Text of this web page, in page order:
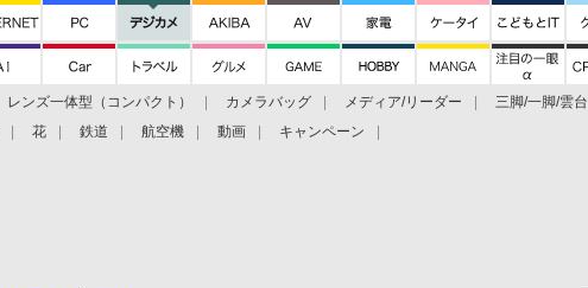
レンズ一体型（コンパクト） カメラバッグ メディア/リーダー 三脚/一脚/雲台
花 鉄道 航空機 動画 キャンペーン